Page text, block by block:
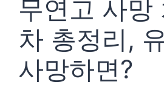
무연고 사망
차 총정리,
사망하면?